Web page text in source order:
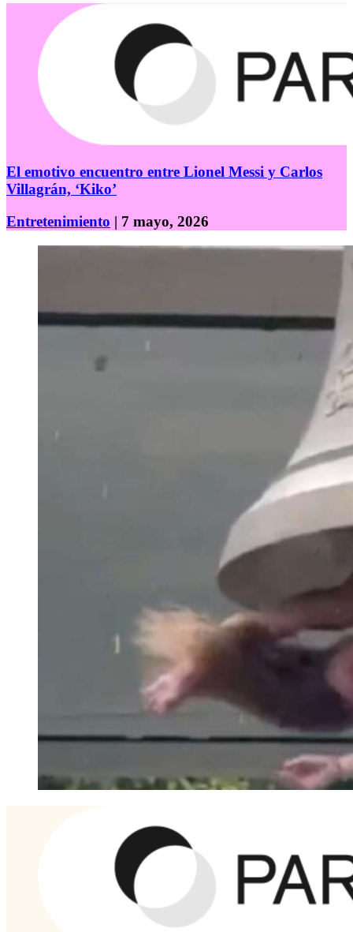
El emotivo encuentro entre Lionel Messi y Carlos
Villagrán, ‘Kiko’
Entretenimiento | 7 mayo, 2026